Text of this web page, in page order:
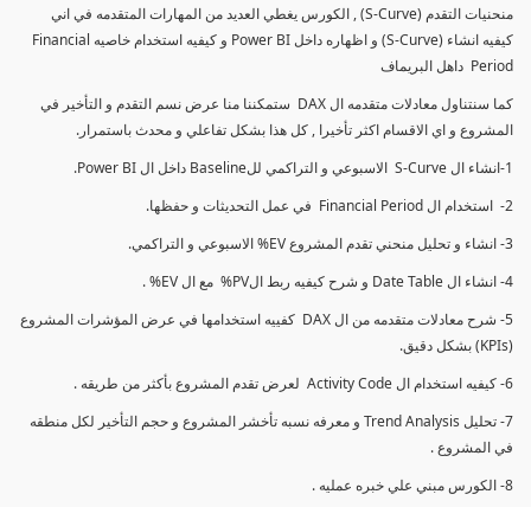
منحنيات التقدم (S-Curve) , الكورس يغطي العديد من المهارات المتقدمه في اني
كيفيه انشاء (S-Curve) و اظهاره داخل Power BI و كيفيه استخدام خاصيه Financial
Period داهل البريماف
كما سنتناول معادلات متقدمه ال DAX ستمكننا منا عرض نسم التقدم و التأخير في
المشروع و اي الاقسام اكثر تأخيرا , كل هذا بشكل تفاعلي و محدث باستمرار.
1-انشاء ال S-Curve الاسبوعي و التراكمي للBaseline داخل ال Power BI.
2- استخدام ال Financial Period في عمل التحديثات و حفظها.
3- انشاء و تحليل منحني تقدم المشروع EV% الاسبوعي و التراكمي.
4- انشاء ال Date Table و شرح كيفيه ربط الPV% مع ال EV% .
5- شرح معادلات متقدمه من ال DAX كفييه استخدامها في عرض المؤشرات المشروع
(KPIs) بشكل دقيق.
6- كيفيه استخدام ال Activity Code لعرض تقدم المشروع بأكثر من طريقه .
7- تحليل Trend Analysis و معرفه نسبه تأخشر المشروع و حجم التأخير لكل منطقه
في المشروع .
8- الكورس مبني علي خبره عمليه .